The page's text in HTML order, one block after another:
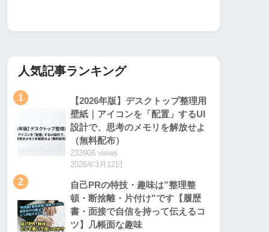
人気記事ランキング
1
【2026年版】デスクトップ整理用
壁紙｜アイコンを「配置」するUI
設計で、思考のメモリを解放せよ
（無料配布）
233906 views
2026年3月12日
2
自己PRの特技・趣味は”整理整
頓・断捨離・片付け”です【履歴
書・面接で自信を持って伝えるコ
ツ】几帳面な趣味